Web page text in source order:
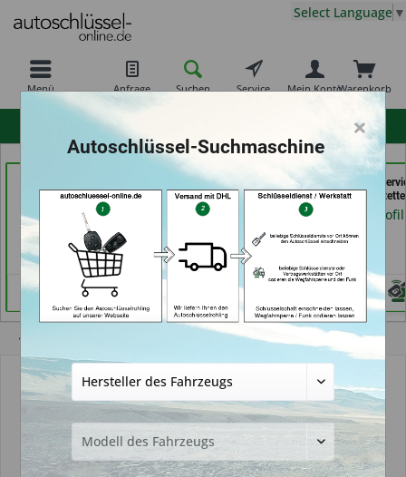
Menü Anfrage Suchen Service Warenkorb
Mein Konto
Select Language ▼
Frankfurt (in Frankfurt
am Main)
Händlerprofil
Demuro Schuh &
Schlüsseldienst (in
Grevenbroich)
der Schlüssel
Moos (in
Händlerprofil
Autoschlüsselgehäuse und Zubehör
×
Autoschlüssel-Suchmaschine